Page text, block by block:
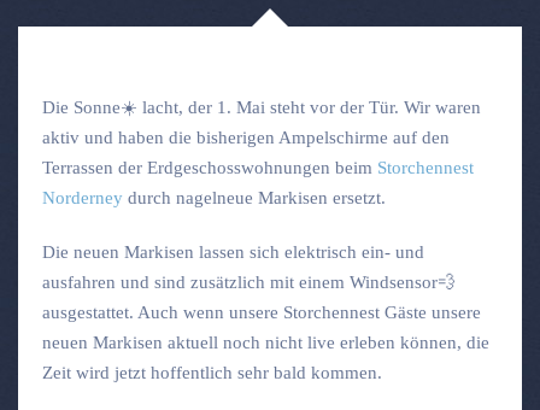
Die Sonne☀️ lacht, der 1. Mai steht vor der Tür. Wir waren
aktiv und haben die bisherigen Ampelschirme auf den
Terrassen der Erdgeschosswohnungen beim Storchennest
Norderney durch nagelneue Markisen ersetzt.
Die neuen Markisen lassen sich elektrisch ein- und
ausfahren und sind zusätzlich mit einem Windsensor💨
ausgestattet. Auch wenn unsere Storchennest Gäste unsere
neuen Markisen aktuell noch nicht live erleben können, die
Zeit wird jetzt hoffentlich sehr bald kommen.